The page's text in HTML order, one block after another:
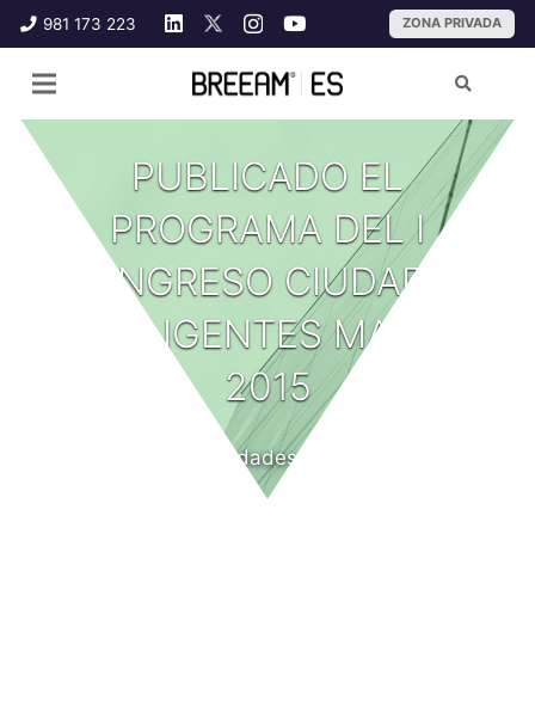
981 173 223 ZONA PRIVADA
PUBLICADO EL
PROGRAMA DEL I
CONGRESO CIUDADES
INTELIGENTES MADRID
2015
Noticias y novedades